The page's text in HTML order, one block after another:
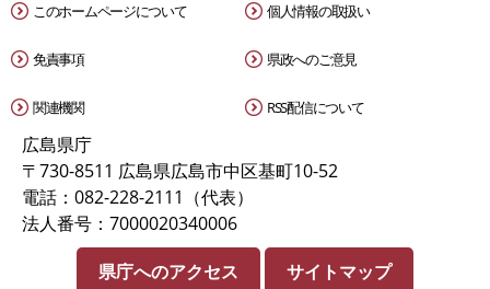
このホームページについて 個人情報の取扱い
免責事項 県政へのご意見
関連機関 RSS配信について
広島県庁
〒730-8511 広島県広島市中区基町10-52
電話：082-228-2111（代表）
法人番号：7000020340006
県庁へのアクセス
サイトマップ